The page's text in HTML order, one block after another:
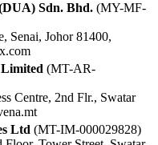
Sdn. Bhd. (MY-MF-
Senai, Johor 81400,
(MT-AR-
Centre, 2nd Flr., Swatar
Ltd (MT-IM-000029828)